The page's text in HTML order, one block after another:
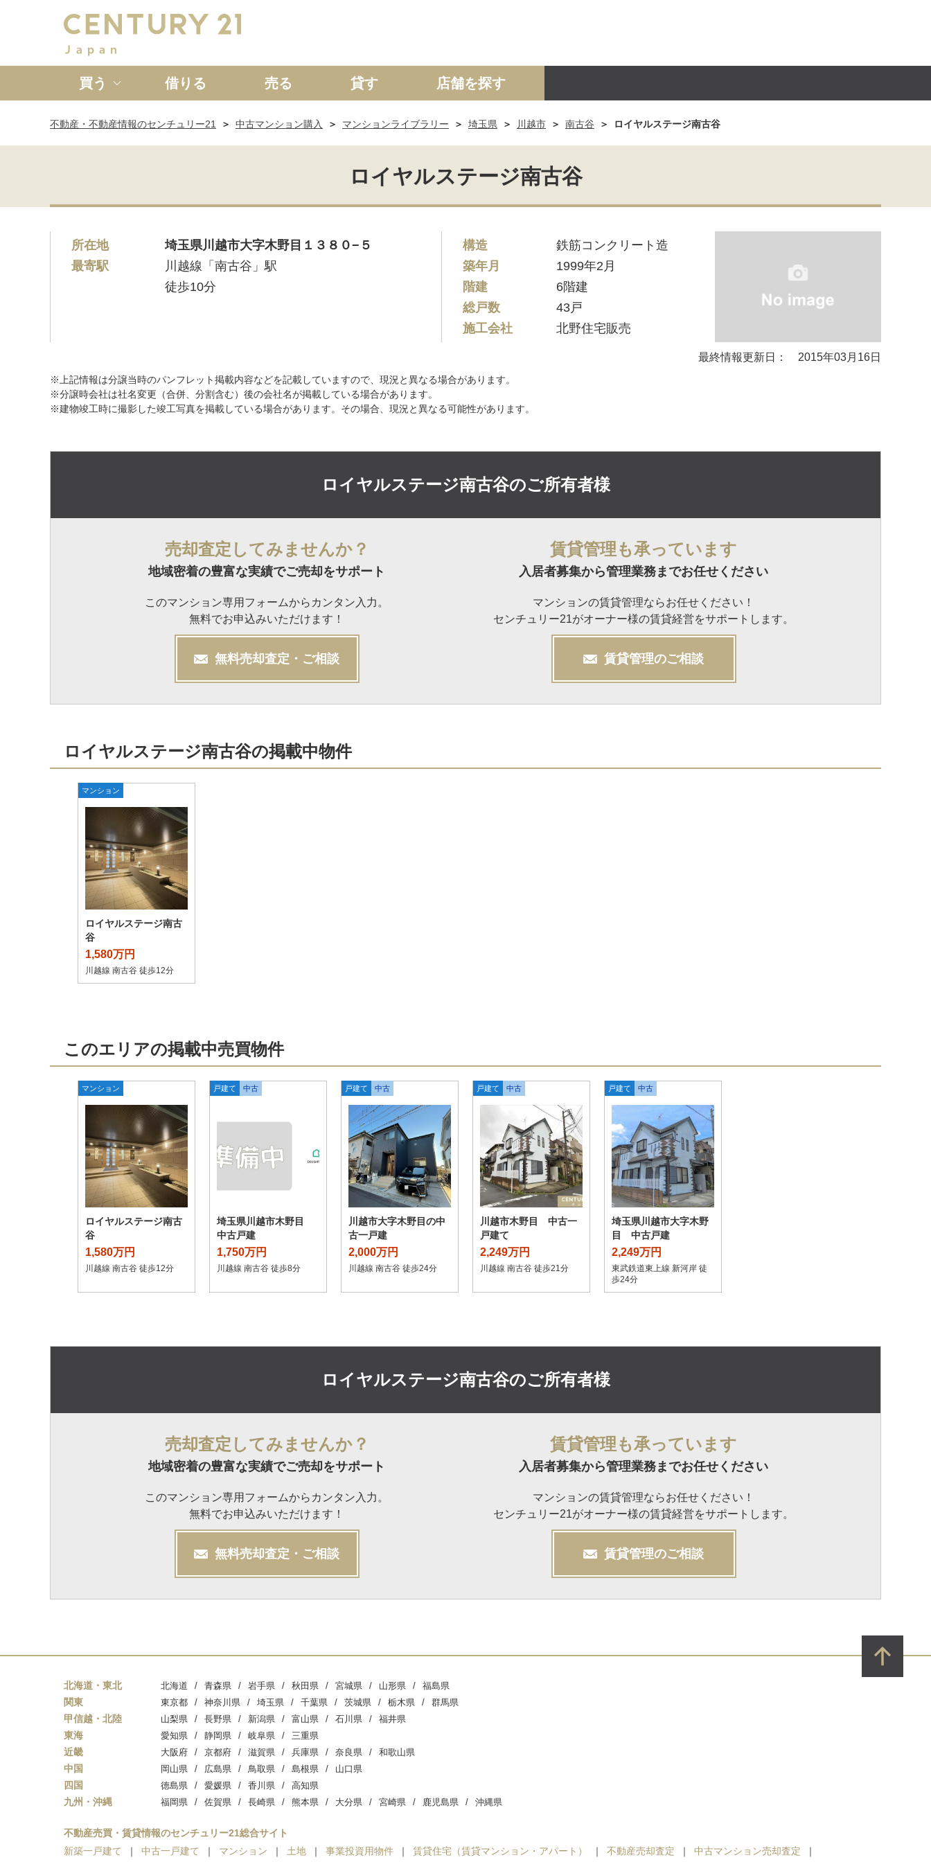
買う
新築一戸建て 中古一戸建て マンション 土地 事業投資用
借りる 売る 貸す 店舗を探す
不動産・不動産情報のセンチュリー21 中古マンション購入 マンションライブラリー 埼玉県 川越市 南古谷 ロイヤルステージ南古谷
ロイヤルステージ南古谷
所在地
埼玉県川越市大字木野目１３８０−５
最寄駅
川越線「南古谷」駅
徒歩10分
構造
鉄筋コンクリート造
築年月
1999年2月
階建
6階建
総戸数
43戸
施工会社
北野住宅販売
最終情報更新日： 2015年03月16日
※上記情報は分譲当時のパンフレット掲載内容などを記載していますので、現況と異なる場合があります。
※分譲時会社は社名変更（合併、分割含む）後の会社名が掲載している場合があります。
※建物竣工時に撮影した竣工写真を掲載している場合があります。その場合、現況と異なる可能性があります。
ロイヤルステージ南古谷のご所有者様
売却査定してみませんか？
地域密着の豊富な実績でご売却をサポート
このマンション専用フォームからカンタン入力。
無料でお申込みいただけます！
無料売却査定・ご相談
賃貸管理も承っています
入居者募集から管理業務までお任せください
マンションの賃貸管理ならお任せください！
センチュリー21がオーナー様の賃貸経営をサポートします。
賃貸管理のご相談
ロイヤルステージ南古谷の掲載中物件
マンション
ロイヤルステージ南古
谷
1,580万円
川越線 南古谷 徒歩12分
このエリアの掲載中売買物件
マンション
ロイヤルステージ南古
谷
1,580万円
川越線 南古谷 徒歩12分
戸建て 中古
埼玉県川越市木野目
中古戸建
1,750万円
川越線 南古谷 徒歩8分
戸建て 中古
川越市大字木野目の中
古一戸建
2,000万円
川越線 南古谷 徒歩24分
戸建て 中古
川越市木野目 中古一
戸建て
2,249万円
川越線 南古谷 徒歩21分
戸建て 中古
埼玉県川越市大字木野
目 中古戸建
2,249万円
東武鉄道東上線 新河岸 徒
歩24分
ロイヤルステージ南古谷のご所有者様
売却査定してみませんか？
地域密着の豊富な実績でご売却をサポート
このマンション専用フォームからカンタン入力。
無料でお申込みいただけます！
無料売却査定・ご相談
賃貸管理も承っています
入居者募集から管理業務までお任せください
マンションの賃貸管理ならお任せください！
センチュリー21がオーナー様の賃貸経営をサポートします。
賃貸管理のご相談
北海道・東北 北海道 青森県 岩手県 秋田県 宮城県 山形県 福島県
関東 東京都 神奈川県 埼玉県 千葉県 茨城県 栃木県 群馬県
甲信越・北陸 山梨県 長野県 新潟県 富山県 石川県 福井県
東海 愛知県 静岡県 岐阜県 三重県
近畿 大阪府 京都府 滋賀県 兵庫県 奈良県 和歌山県
中国 岡山県 広島県 鳥取県 島根県 山口県
四国 徳島県 愛媛県 香川県 高知県
九州・沖縄 福岡県 佐賀県 長崎県 熊本県 大分県 宮崎県 鹿児島県 沖縄県
不動産売買・賃貸情報のセンチュリー21総合サイト
新築一戸建て
中古一戸建て マンション 土地 事業投資用物件 賃貸住宅（賃貸マンション・アパート） 不動産売却査定 中古マンション売却査定